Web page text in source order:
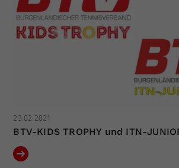
23.02.2021
BTV-KIDS TROPHY und ITN-